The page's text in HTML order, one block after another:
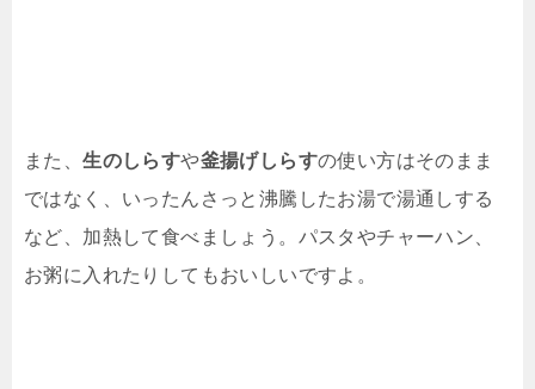
また、生のしらすや釜揚げしらすの使い方はそのまま
ではなく、いったんさっと沸騰したお湯で湯通しする
など、加熱して食べましょう。パスタやチャーハン、
お粥に入れたりしてもおいしいですよ。